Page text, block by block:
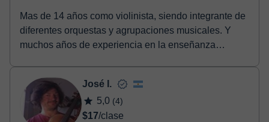
Mas de 14 años como violinista, siendo integrante de
diferentes orquestas y agrupaciones musicales. Y
muchos años de experiencia en la enseñanza
José I.
5,0 (4)
$17/clase